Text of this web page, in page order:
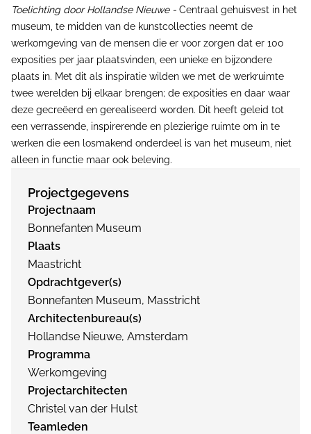
Toelichting door Hollandse Nieuwe - Centraal gehuisvest in het
museum, te midden van de kunstcollecties neemt de
werkomgeving van de mensen die er voor zorgen dat er 100
exposities per jaar plaatsvinden, een unieke en bijzondere
plaats in. Met dit als inspiratie wilden we met de werkruimte
twee werelden bij elkaar brengen; de exposities en daar waar
deze gecreëerd en gerealiseerd worden. Dit heeft geleid tot
een verrassende, inspirerende en plezierige ruimte om in te
werken die een losmakend onderdeel is van het museum, niet
alleen in functie maar ook beleving.
Projectgegevens
Projectnaam
Bonnefanten Museum
Plaats
Maastricht
Opdrachtgever(s)
Bonnefanten Museum, Masstricht
Architectenbureau(s)
Hollandse Nieuwe, Amsterdam
Programma
Werkomgeving
Projectarchitecten
Christel van der Hulst
Teamleden